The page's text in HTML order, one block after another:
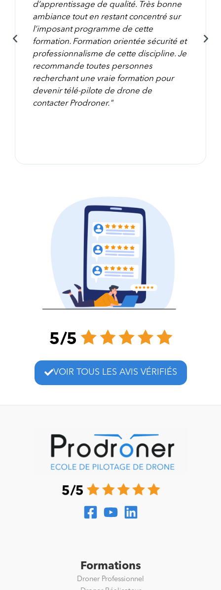
VOIR TOUS LES AVIS VÉRIFIÉS
d’apprentissage de qualité. Très bonne
ambiance tout en restant concentré sur
l’imposant programme de cette
formation. Formation orientée sécurité et
professionnalisme de cette discipline. Je
recommande toutes personnes
recherchant une vraie formation pour
devenir télé-pilote de drone de
contacter Prodroner."
Formations
Droner Professionnel